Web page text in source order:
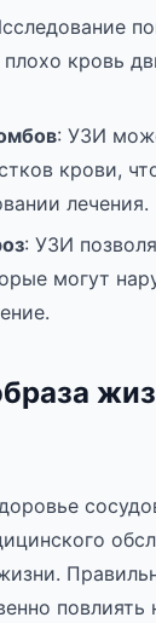
кровь
: УЗИ
крови,
лечения.
: УЗИ
могут
повлиять